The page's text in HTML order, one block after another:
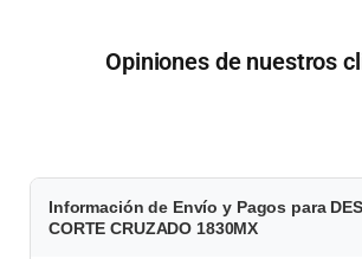
Opiniones de nuestros
$
3
Información de Envío y Pagos para
CORTE CRUZADO 1830MX